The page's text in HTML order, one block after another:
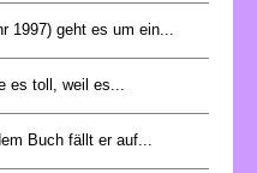
1997) geht es um ein...
es toll, weil es...
Buch fällt er auf...